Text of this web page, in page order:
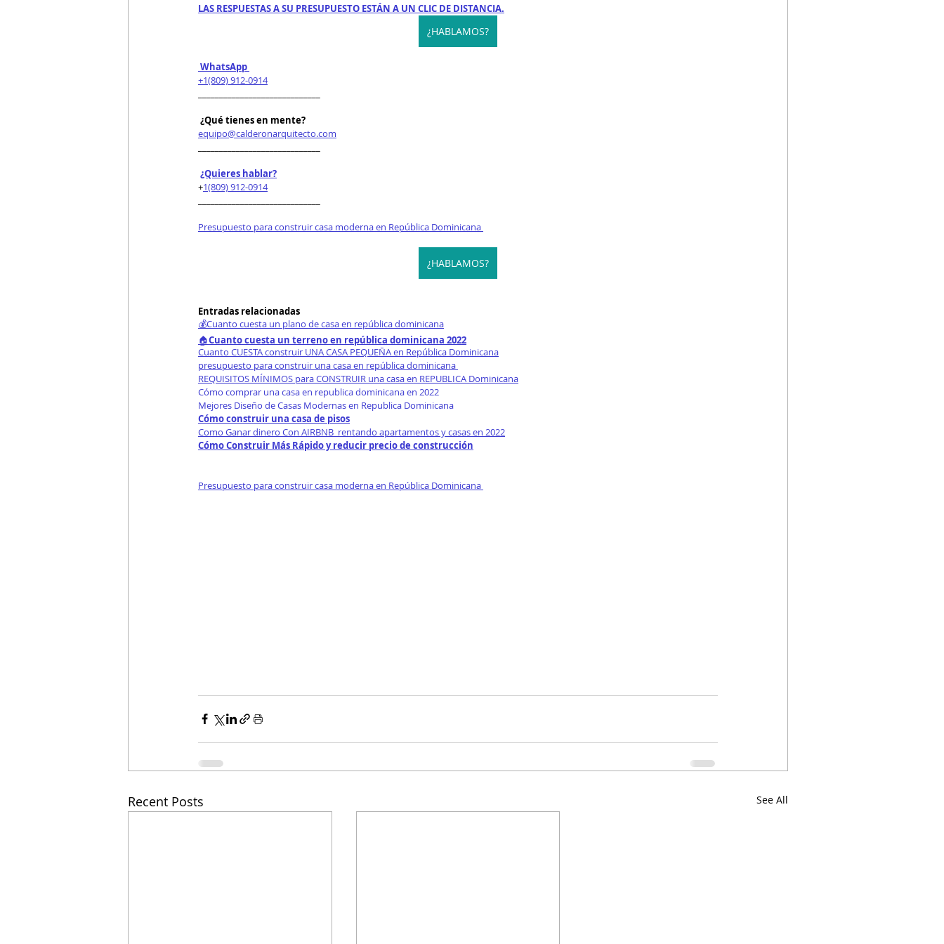
LAS RESPUESTAS A SU PRESUPUESTO ESTÁN A UN CLIC DE DISTANCIA.
¿HABLAMOS?
WhatsApp
+1(809) 912-0914
¿Qué tienes en mente?
equipo@calderonarquitecto.com
¿Quieres hablar?
+1(809) 912-0914
Presupuesto para construir casa moderna en República Dominicana
¿HABLAMOS?
Entradas relacionadas
💰Cuanto cuesta un plano de casa en república dominicana
🏠Cuanto cuesta un terreno en república dominicana 2022
Cuanto CUESTA construir UNA CASA PEQUEÑA en República Dominicana
presupuesto para construir una casa en república dominicana
REQUISITOS MÍNIMOS para CONSTRUIR una casa en REPUBLICA Dominicana
Cómo comprar una casa en republica dominicana en 2022
Mejores Diseño de Casas Modernas en Republica Dominicana
Cómo construir una casa de pisos
Como Ganar dinero Con AIRBNB  rentando apartamentos y casas en 2022
Cómo Construir Más Rápido y reducir precio de construcción
Presupuesto para construir casa moderna en República Dominicana
Recent Posts See All